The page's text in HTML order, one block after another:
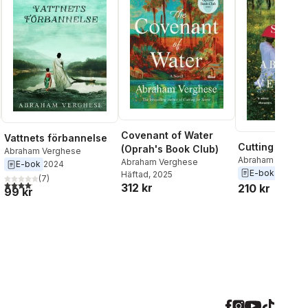
Vattnets förbannelse
Abraham Verghese
E-bok 2024
4,1utav 5 stjärnor. Totalt antal röster:
(7)
99 kr
Covenant of Water
(Oprah's Book Club)
Abraham Verghese
Häftad, 2025
312 kr
Cutting for
Abraham
E-bok
210 kr